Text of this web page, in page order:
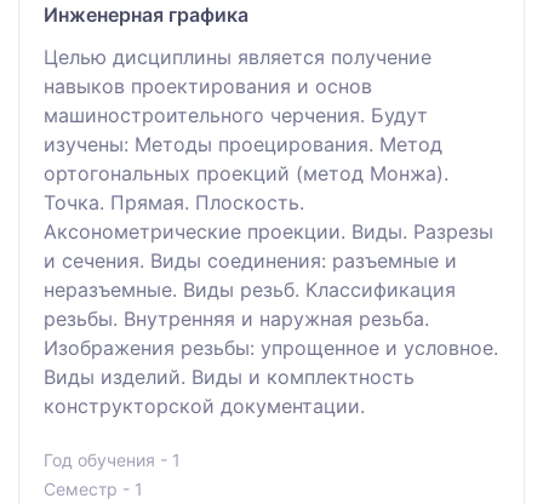
Инженерная графика
Целью дисциплины является получение
навыков проектирования и основ
машиностроительного черчения. Будут
изучены: Методы проецирования. Метод
ортогональных проекций (метод Монжа).
Точка. Прямая. Плоскость.
Аксонометрические проекции. Виды. Разрезы
и сечения. Виды соединения: разъемные и
неразъемные. Виды резьб. Классификация
резьбы. Внутренняя и наружная резьба.
Изображения резьбы: упрощенное и условное.
Виды изделий. Виды и комплектность
конструкторской документации.
Год обучения - 1
Семестр - 1